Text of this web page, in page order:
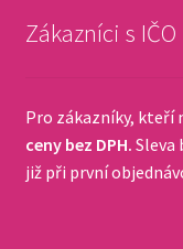
Zákazníci s IČO
Pro zákazníky, kteří
ceny bez DPH. Sleva
již při první